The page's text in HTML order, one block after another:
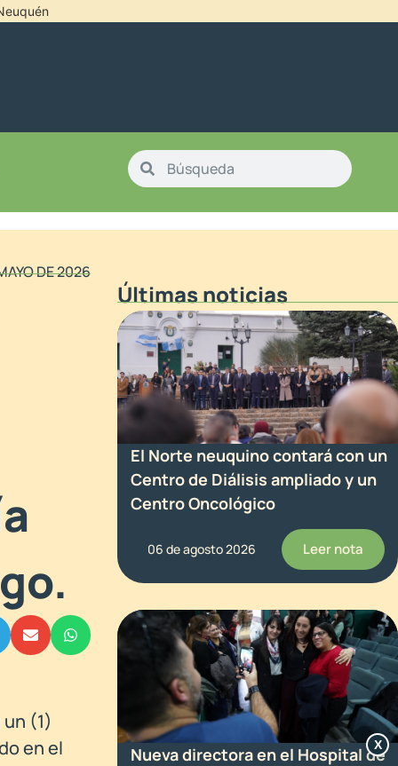
DE 2026
(1)
en el
Últimas noticias
El Norte neuquino contará con un
Centro de Diálisis ampliado y un
Centro Oncológico
06 de agosto 2026 Leer nota
Nueva directora en el Hospital de
X